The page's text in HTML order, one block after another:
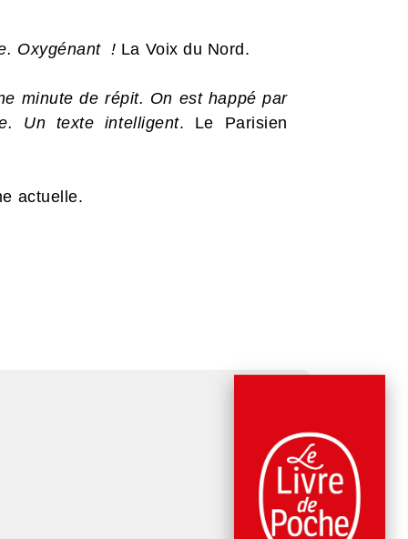
Oxygénant ! La Voix du Nord.
minute de répit. On est happé par
Un texte intelligent. Le Parisien
actuelle.